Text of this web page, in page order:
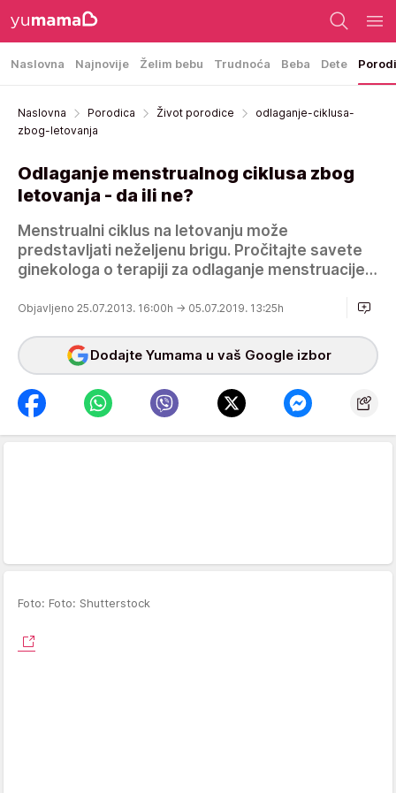
Naslovna Najnovije Želim bebu Trudnoća Beba Dete
Naslovna Porodica Život porodice
odlaganje-ciklusa-
zbog-letovanja
Odlaganje menstrualnog ciklusa zbog
letovanja - da ili ne?
Menstrualni ciklus na letovanju može
predstavljati neželjenu brigu. Pročitajte savete
ginekologa o terapiji za odlaganje menstruacije…
Objavljeno 25.07.2013. 16:00h → 05.07.2019. 13:25h
Dodajte Yumama u vaš Google izbor
Foto: Foto: Shutterstock